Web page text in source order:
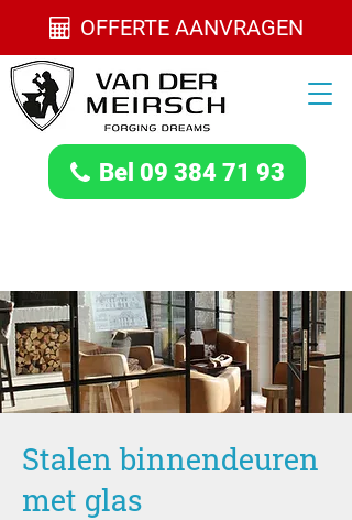
Bel 09 384 71 93
OFFERTE AANVRAGEN
Stalen binnendeuren
met glas